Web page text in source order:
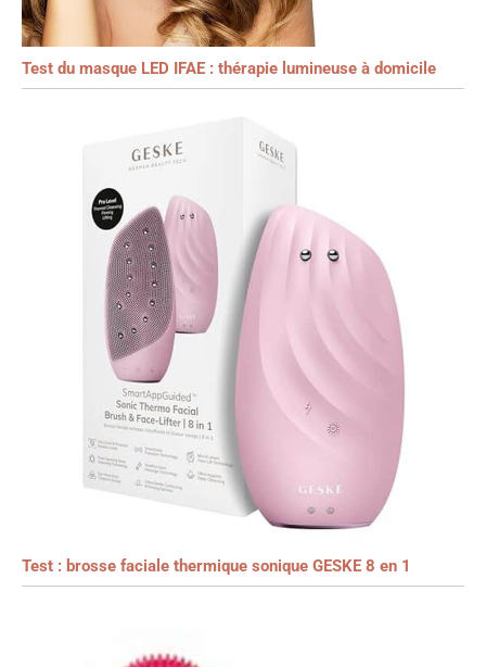
Test du masque LED IFAE : thérapie lumineuse à domicile
Test : brosse faciale thermique sonique GESKE 8 en 1